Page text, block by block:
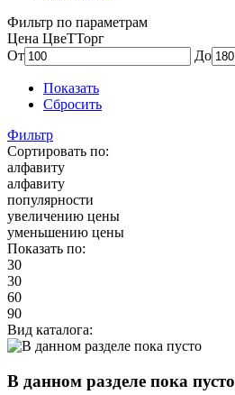
Фильтр по параметрам
Цена ЦвеТТорг
От
До
Показать
Сбросить
Фильтр
Сортировать по:
алфавиту
алфавиту
популярности
увеличению цены
уменьшению цены
Показать по:
30
30
60
90
Вид каталога:
В данном разделе пока пусто